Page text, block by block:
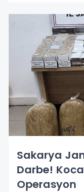
Sakarya
Darbe!
Operasyon